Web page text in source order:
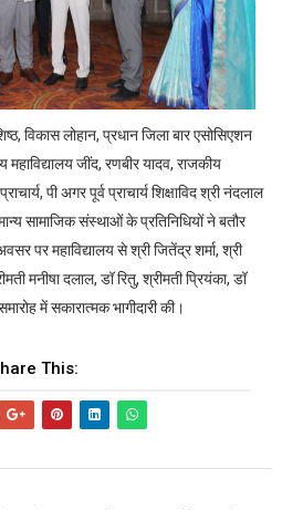
विकास लोहान, प्रधान जिला बार एसोसिएशन
महाविद्यालय जींद, रणबीर यादव, राजकीय
पी अगर पूर्व प्राचार्य शिक्षाविद श्री नंदलाल
सामाजिक संस्थाओं के प्रतिनिधियों ने बतौर
पर महाविद्यालय से श्री जितेंद्र शर्मा, श्री
मनीषा दलाल, डॉ रितु, श्रीमती प्रियंका, डॉ
में सकारात्मक भागीदारी की।
This: